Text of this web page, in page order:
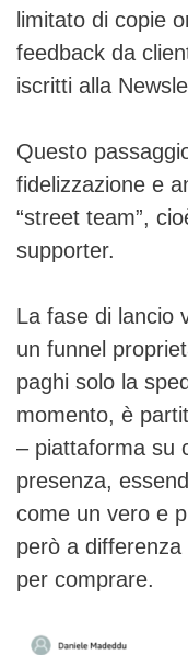
limitato di copie
feedback da
iscritti alla
Questo
fidelizzazione e
“street team”,
supporter.
La fase di lancio
un funnel
paghi solo la
momento, è
– piattaforma su
presenza,
come un vero e
però a
per comprare.